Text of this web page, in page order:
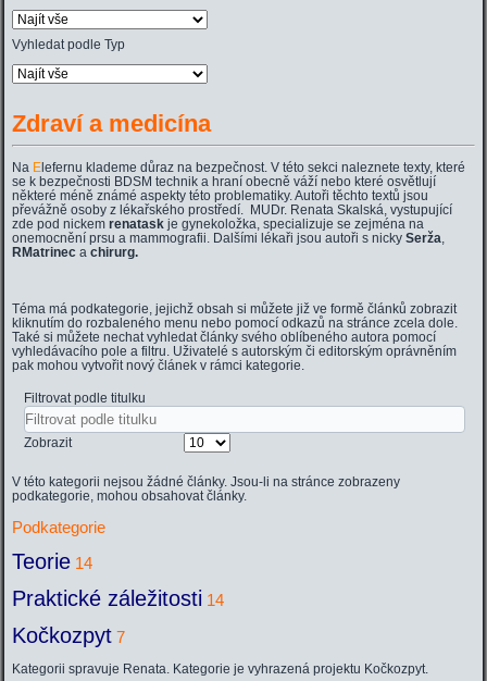
Vyhledat podle Typ
Zdraví a medicína
Na E lefernu klademe důraz na bezpečnost. V této sekci naleznete texty, které
se k bezpečnosti BDSM technik a hraní obecně váží nebo které osvětlují
některé méně známé aspekty této problematiky. Autoři těchto textů jsou
převážně osoby z lékařského prostředí. MUDr. Renata Skalská, vystupující
zde pod nickemrenatask je gynekoložka, specializuje se zejména na
onemocnění prsu a mammografii. Dalšími lékaři jsou autoři s nickySerža,
RMatrinec achirurg.
Téma má podkategorie, jejichž obsah si můžete již ve formě článků zobrazit
kliknutím do rozbaleného menu nebo pomocí odkazů na stránce zcela dole.
Také si můžete nechat vyhledat články svého oblíbeného autora pomocí
vyhledávacího pole a filtru. Uživatelé s autorským či editorským oprávněním
pak mohou vytvořit nový článek v rámci kategorie.
Filtrovat podle titulku
Zobrazit
V této kategorii nejsou žádné články. Jsou-li na stránce zobrazeny
podkategorie, mohou obsahovat články.
Podkategorie
Teorie 14
Praktické záležitosti 14
Kočkozpyt 7
Kategorii spravuje Renata. Kategorie je vyhrazená projektu Kočkozpyt.